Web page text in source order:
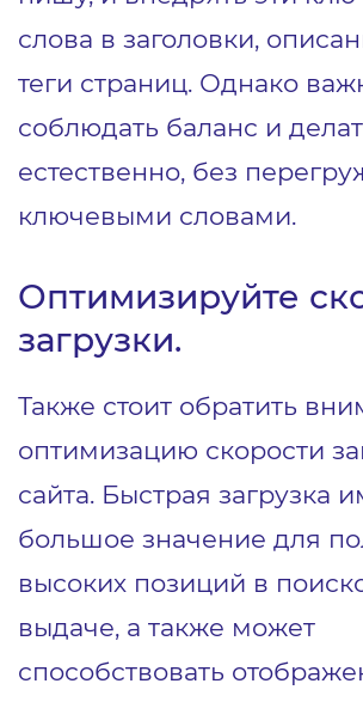
слова в заголовки,
теги страниц. Однако
соблюдать баланс и
естественно, без
ключевыми словами.
Оптимизируйте
загрузки.
Также стоит обратить
оптимизацию скорости
сайта. Быстрая загрузка
большое значение для
высоких позиций в
выдаче, а также может
способствовать